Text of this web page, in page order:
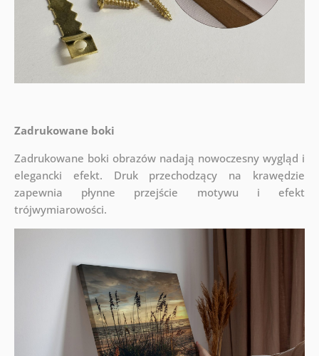
Zadrukowane boki
Zadrukowane boki obrazów nadają nowoczesny wygląd i
elegancki efekt. Druk przechodzący na krawędzie
zapewnia płynne przejście motywu i efekt
trójwymiarowości.